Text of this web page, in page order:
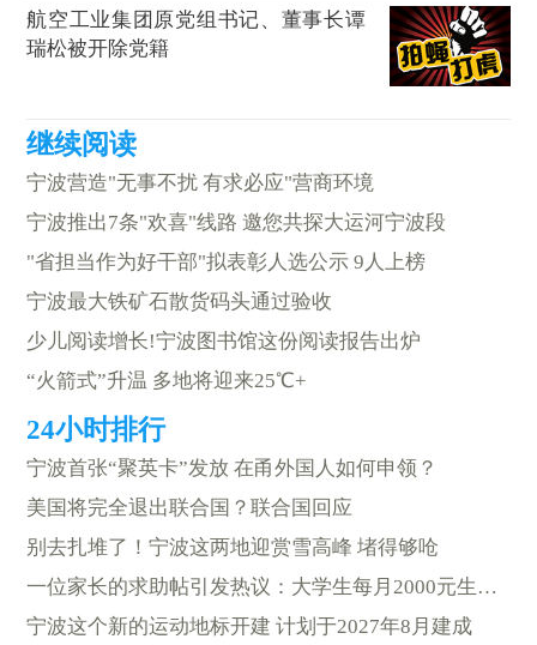
航空工业集团原党组书记、董事长谭
瑞松被开除党籍
宁波营造"无事不扰 有求必应"营商环境
宁波推出7条"欢喜"线路 邀您共探大运河宁波段
"省担当作为好干部"拟表彰人选公示 9人上榜
宁波最大铁矿石散货码头通过验收
少儿阅读增长!宁波图书馆这份阅读报告出炉
“火箭式”升温 多地将迎来25℃+
宁波首张“聚英卡”发放 在甬外国人如何申领？
美国将完全退出联合国？联合国回应
别去扎堆了！宁波这两地迎赏雪高峰 堵得够呛
一位家长的求助帖引发热议：大学生每月2000元生活费够用吗？
宁波这个新的运动地标开建 计划于2027年8月建成